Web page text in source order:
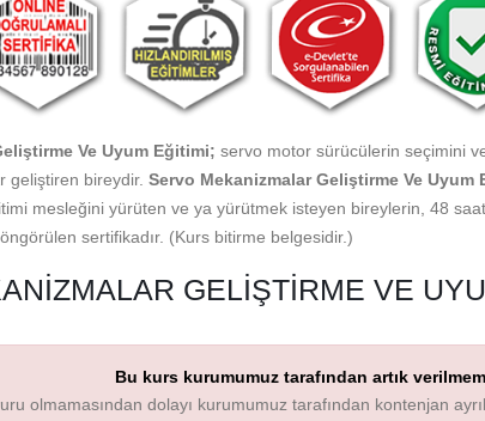
Ve Uyum Eğitimi; servo motor sürücülerin seçimini
geliştiren bireydir. Servo Mekanizmalar Geliştirme Ve Uyum
mesleğini yürüten ve ya yürütmek isteyen bireylerin, 48
sertifikadır. (Kurs bitirme belgesidir.)
GELIŞTIRME VE
Bu kurs kurumumuz tarafından artık
olmamasından dolayı kurumumuz tarafından kontenjan